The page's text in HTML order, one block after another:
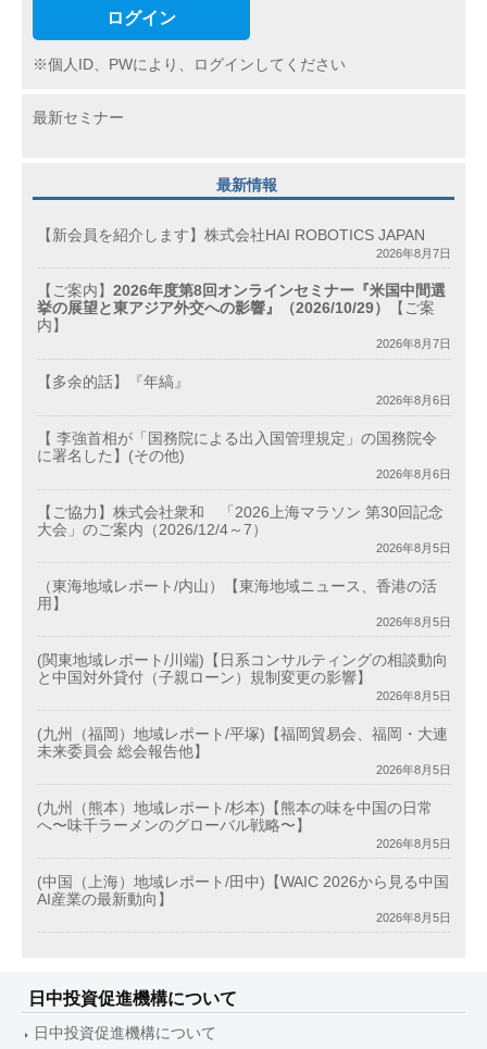
ログイン
※個人ID、PWにより、ログインしてください
最新セミナー
最新情報
【新会員を紹介します】株式会社HAI ROBOTICS JAPAN
2026年8月7日
【ご案内】 2026年度第8回オンラインセミナー『米国中間選
挙の展望と東アジア外交への影響』（2026/10/29）
【ご案
内】
2026年8月7日
【多余的話】『年縞』
2026年8月6日
【 李強首相が「国務院による出入国管理規定」の国務院令
に署名した】(その他)
2026年8月6日
【ご協力】株式会社衆和 「2026上海マラソン 第30回記念
大会」のご案内（2026/12/4～7）
2026年8月5日
（東海地域レポート/内山）【東海地域ニュース、香港の活
用】
2026年8月5日
(関東地域レポート/川端)【日系コンサルティングの相談動向
と中国対外貸付（子親ローン）規制変更の影響】
2026年8月5日
(九州（福岡）地域レポート/平塚)【福岡貿易会、福岡・大連
未来委員会 総会報告他】
2026年8月5日
(九州（熊本）地域レポート/杉本)【熊本の味を中国の日常
へ〜味千ラーメンのグローバル戦略〜】
2026年8月5日
(中国（上海）地域レポート/田中)【WAIC 2026から見る中国
AI産業の最新動向】
2026年8月5日
日中投資促進機構について
日中投資促進機構について